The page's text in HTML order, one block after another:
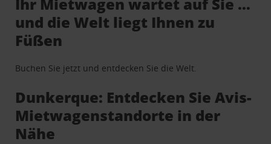
und die Welt liegt Ihnen zu
Füßen
Buchen Sie jetzt und entdecken Sie die Welt.
Dunkerque: Entdecken Sie Avis-
Mietwagenstandorte in der
Nähe